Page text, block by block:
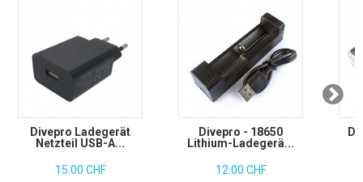
Divepro Ladegerät
Netzteil USB-A...
15.00 CHF
Divepro - 18650
Lithium-Ladegerä...
12.00 CHF